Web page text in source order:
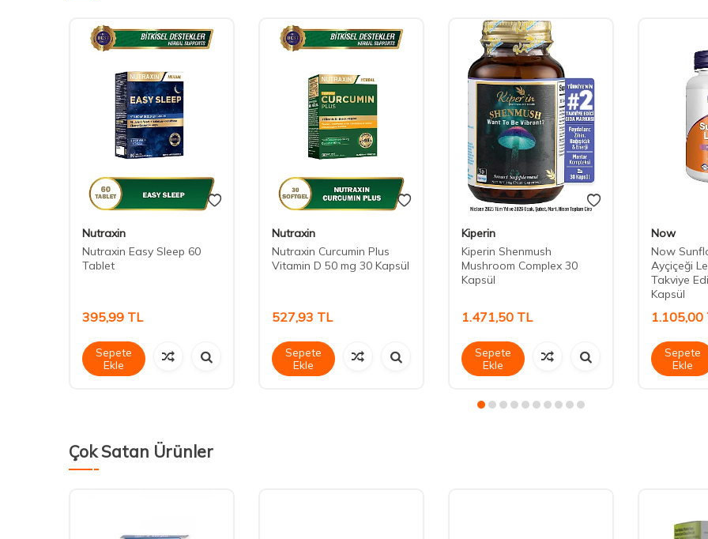
Nutraxin
Nutraxin Easy Sleep 60
Tablet
395,99 TL
Sepete
Ekle
Nutraxin
Nutraxin Curcumin Plus
Vitamin D 50 mg 30 Kapsül
527,93 TL
Sepete
Ekle
Kiperin
Kiperin Shenmush
Mushroom Complex 30
Kapsül
1.471,50 TL
Sepete
Ekle
Now
Now
Ayçiçeği
Takviye
Kapsül
1.105,00
Sepete
Ekle
Çok Satan Ürünler